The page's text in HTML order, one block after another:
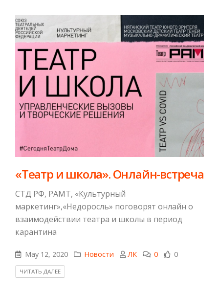
«Театр и школа». Онлайн-встреча
СТД РФ, РАМТ, «Культурный
маркетинг»,«Недоросль» поговорят онлайн о
взаимодействии театра и школы в период
карантина
May 12, 2020 Новости ЛК 0 0
ЧИТАТЬ ДАЛЕЕ